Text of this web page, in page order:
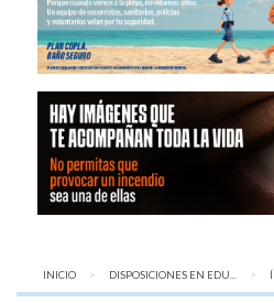
INICIO DISPOSICIONES EN EDU...